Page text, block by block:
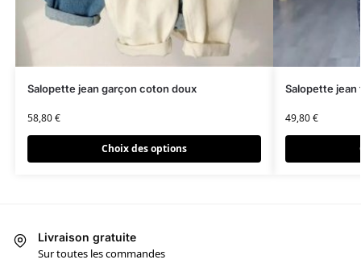
Salopette jean garçon coton doux
58,80€
Choix des options
Salopette
49,80€
Livraison gratuite
Sur toutes les commandes